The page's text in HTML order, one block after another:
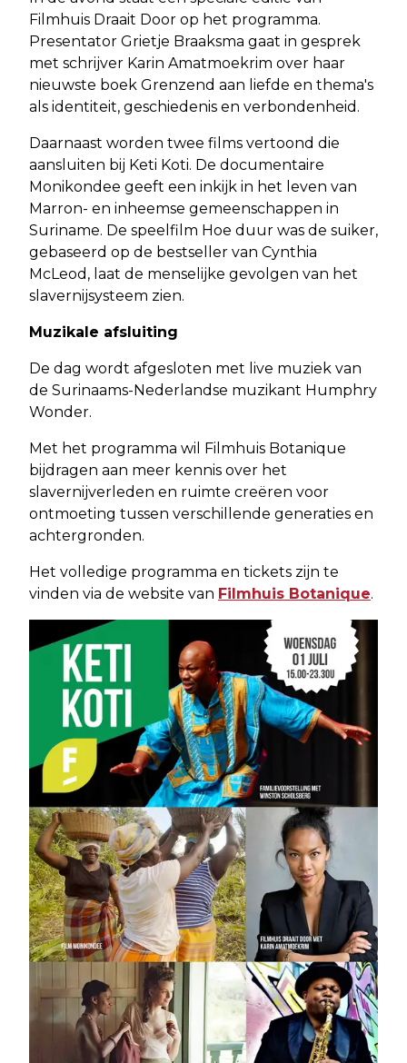
Filmhuis Draait Door op het programma.
Presentator Grietje Braaksma gaat in gesprek
met schrijver Karin Amatmoekrim over haar
nieuwste boek Grenzend aan liefde en thema's
als identiteit, geschiedenis en verbondenheid.
Daarnaast worden twee films vertoond die
aansluiten bij Keti Koti. De documentaire
Monikondee geeft een inkijk in het leven van
Marron- en inheemse gemeenschappen in
Suriname. De speelfilm Hoe duur was de suiker,
gebaseerd op de bestseller van Cynthia
McLeod, laat de menselijke gevolgen van het
slavernijsysteem zien.
Muzikale afsluiting
De dag wordt afgesloten met live muziek van
de Surinaams-Nederlandse muzikant Humphry
Wonder.
Met het programma wil Filmhuis Botanique
bijdragen aan meer kennis over het
slavernijverleden en ruimte creëren voor
ontmoeting tussen verschillende generaties en
achtergronden.
Het volledige programma en tickets zijn te
vinden via de website van Filmhuis Botanique.